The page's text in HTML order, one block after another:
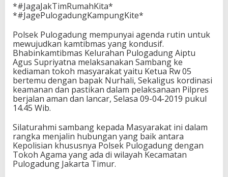
*#JagaJakTimRumahKita*
*#JagePulogadungKampungKite*
Polsek Pulogadung mempunyai agenda rutin untuk
mewujudkan kamtibmas yang kondusif.
Bhabinkamtibmas Kelurahan Pulogadung Aiptu
Agus Supriyatna melaksanakan Sambang ke
kediaman tokoh masyarakat yaitu Ketua Rw 05
bertemu dengan bapak Nurhali, Sekaligus kordinasi
keamanan dan pastikan dalam pelaksanaan Pilpres
berjalan aman dan lancar, Selasa 09-04-2019 pukul
14.45 Wib.
Silaturahmi sambang kepada Masyarakat ini dalam
rangka menjalin hubungan yang baik antara
Kepolisian khususnya Polsek Pulogadung dengan
Tokoh Agama yang ada di wilayah Kecamatan
Pulogadung Jakarta Timur.